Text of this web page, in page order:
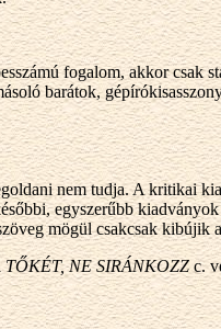
fogalom, akkor
barátok,
nem tudja. A kritikai
egyszerűbb
mögül csakcsak
NE SIRÁNKOZZ c.